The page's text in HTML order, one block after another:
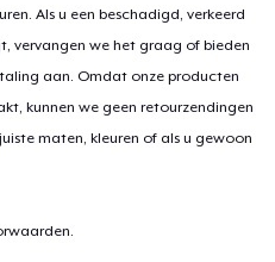
Als u een beschadigd, verkeerd
vervangen we het graag of bieden
aan. Omdat onze producten
kunnen we geen retourzendingen
maten, kleuren of als u gewoon